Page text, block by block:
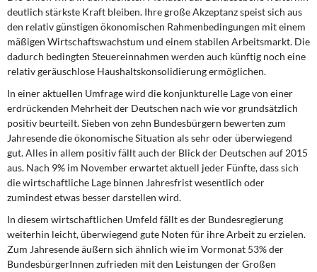
deutlich stärkste Kraft bleiben. Ihre große Akzeptanz speist sich aus
den relativ günstigen ökonomischen Rahmenbedingungen mit einem
mäßigen Wirtschaftswachstum und einem stabilen Arbeitsmarkt. Die
dadurch bedingten Steuereinnahmen werden auch künftig noch eine
relativ geräuschlose Haushaltskonsolidierung ermöglichen.
In einer aktuellen Umfragewird die konjunkturelle Lage von einer
erdrückenden Mehrheit der Deutschen nach wie vor grundsätzlich
positiv beurteilt. Sieben von zehn Bundesbürgern bewerten zum
Jahresende die ökonomische Situation als sehr oder überwiegend
gut. Alles in allem positiv fällt auch der Blick der Deutschen auf 2015
aus. Nach 9% im November erwartet aktuell jeder Fünfte, dass sich
die wirtschaftliche Lage binnen Jahresfrist wesentlich oder
zumindest etwas besser darstellen wird.
In diesem wirtschaftlichen Umfeld fällt es der Bundesregierung
weiterhin leicht, überwiegend gute Noten für ihre Arbeit zu erzielen.
Zum Jahresende äußern sich ähnlich wie im Vormonat 53% der
BundesbürgerInnen zufrieden mit den Leistungen der Großen